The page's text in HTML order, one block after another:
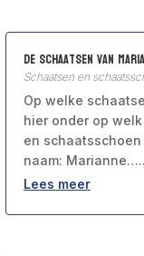
De schaatsen van
Schaatsen en
Op welke
hier onder op
en
naam: Marianne…..
Lees meer